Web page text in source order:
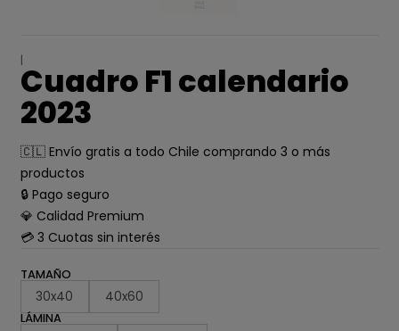
|
Cuadro F1 calendario
2023
🇨🇱 Envío gratis a todo Chile comprando 3 o más
productos
🔒 Pago seguro
💎 Calidad Premium
💳 3 Cuotas sin interés
TAMAÑO
30x40 40x60
LÁMINA